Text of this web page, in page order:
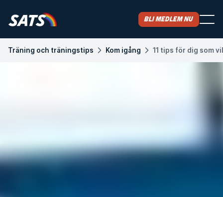
Bli medlem nu
Träning och träningstips Kom igång 11 tips för dig som